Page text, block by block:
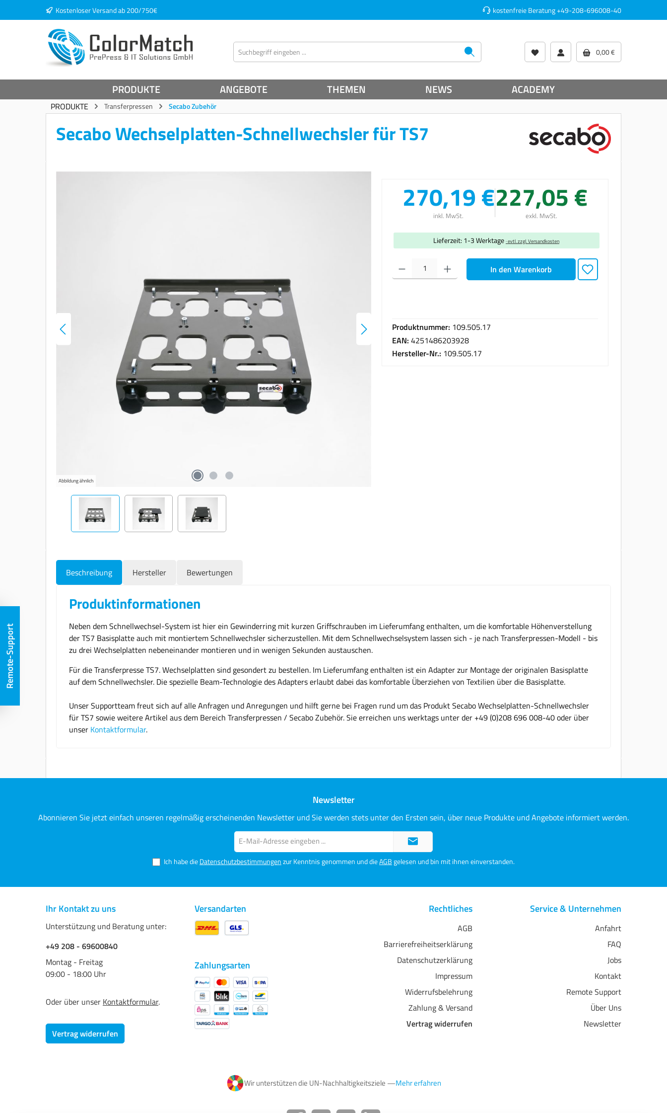
Zur Hauptnavigation springen
Kostenloser Versand ab 200/750€ kostenfreie Beratung+49-208-696008-40
0,00 €
PRODUKTE ANGEBOTE THEMEN NEWS ACADEMY
PRODUKTE Transferpressen Secabo Zubehör
Secabo Wechselplatten-Schnellwechsler für TS7
Abbildung ähnlich
270,19 €
inkl. MwSt.
227,05 €
exkl. MwSt.
Lieferzeit: 1-3 Werktage· evtl. zzgl. Versandkosten
Produkt Anzahl: Gib den gewünschten Wert ein oder benutze die Schaltflächen um die Anzahl zu erhöhen oder
In den Warenkorb
Produktnummer: 109.505.17
EAN: 4251486203928
Hersteller-Nr.: 109.505.17
Beschreibung Hersteller Bewertungen
Produktinformationen
Neben dem Schnellwechsel-System ist hier ein Gewinderring mit kurzen Griffschrauben im Lieferumfang enthalten, um die komfortable Höhenverstellung
der TS7 Basisplatte auch mit montiertem Schnellwechsler sicherzustellen. Mit dem Schnellwechselsystem lassen sich - je nach Transferpressen-Modell - bis
zu drei Wechselplatten nebeneinander montieren und in wenigen Sekunden austauschen.
Für die Transferpresse TS7. Wechselplatten sind gesondert zu bestellen. Im Lieferumfang enthalten ist ein Adapter zur Montage der originalen Basisplatte
auf dem Schnellwechsler. Die spezielle Beam-Technologie des Adapters erlaubt dabei das komfortable Überziehen von Textilien über die Basisplatte.
Unser Supportteam freut sich auf alle Anfragen und Anregungen und hilft gerne bei Fragen rund um das Produkt Secabo Wechselplatten-Schnellwechsler
für TS7 sowie weitere Artikel aus dem Bereich Transferpressen / Secabo Zubehör. Sie erreichen uns werktags unter der +49 (0)208 696 008-40 oder über
unser Kontaktformular.
Newsletter
Abonnieren Sie jetzt einfach unseren regelmäßig erscheinenden Newsletter und Sie werden stets unter den Ersten sein, über neue Produkte und Angebote informiert werden.
Mail-
Adresse*
Ich habe dieDatenschutzbestimmungenzur Kenntnis genommen und dieAGBgelesen und bin mit ihnen einverstanden.
Ihr Kontakt zu uns
Unterstützung und Beratung unter:
+49 208 - 69600840
Montag - Freitag
09:00 - 18:00 Uhr
Oder über unser Kontaktformular.
Vertrag widerrufen
Versandarten
Zahlungsarten
Rechtliches
AGB
Barrierefreiheitserklärung
Datenschutzerklärung
Impressum
Widerrufsbelehrung
Zahlung & Versand
Vertrag widerrufen
Service & Unternehmen
Anfahrt
FAQ
Jobs
Kontakt
Remote Support
Über Uns
Newsletter
Wir unterstützen die UN-Nachhaltigkeitsziele —Mehr erfahren
Remote-Support